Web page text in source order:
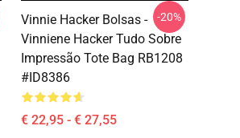
Vinnie Hacker Bolsas -
Vinniene Hacker Tudo Sobre
Impressão Tote Bag RB1208
#ID8386
€ 22,95 - € 27,55
-20%